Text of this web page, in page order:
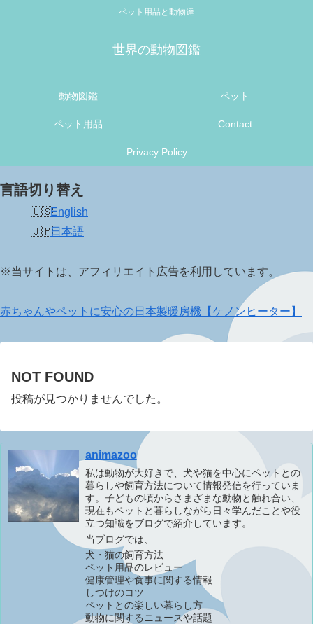
ペット用品と動物達
世界の動物図鑑
動物図鑑 ペット
ペット用品 Contact
Privacy Policy
言語切り替え
English
日本語
※当サイトは、アフィリエイト広告を利用しています。
赤ちゃんやペットに安心の日本製暖房機【ケノンヒーター】
NOT FOUND
投稿が見つかりませんでした。
animazoo
私は動物が大好きで、犬や猫を中心にペットとの
暮らしや飼育方法について情報発信を行っていま
す。子どもの頃からさまざまな動物と触れ合い、
現在もペットと暮らしながら日々学んだことや役
立つ知識をブログで紹介しています。
当ブログでは、
犬・猫の飼育方法
ペット用品のレビュー
健康管理や食事に関する情報
しつけのコツ
ペットとの楽しい暮らし方
動物に関するニュースや話題